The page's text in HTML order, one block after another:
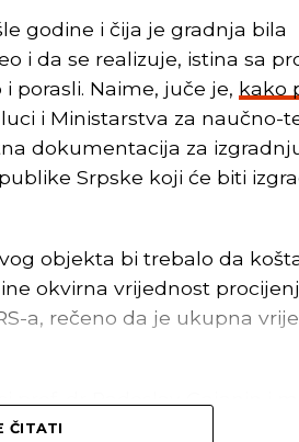
godine i čija je gradnja bila
i da se realizuje, istina sa
porasli. Naime, juče je, kako
i Ministarstva za naučno-
dokumentacija za
Srpske koji će biti
objekta bi trebalo da
okvirna vrijednost
a, rečeno da je ukupna
Budimir prošle godine
ČITATI